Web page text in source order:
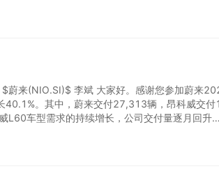
身份不明的公司代表 正如我们之前所说，我们
来(NIO.SI)$ 李斌 大家好。感谢您参加蔚来
。其中，蔚来交付27,313辆，昂科威交付1
L60车型需求的持续增长，公司交付量逐月回升。
交付了新款ES6、EC6、ET5和ET5T。我们预